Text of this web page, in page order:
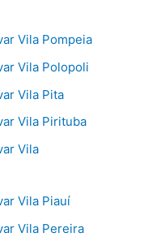
Vila Pompeia
Vila Polopoli
Vila Pita
Vila Pirituba
Vila
Vila Piauí
Vila Pereira